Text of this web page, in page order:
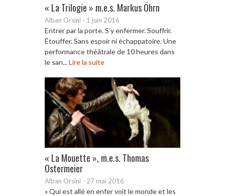
« La Trilogie » m.e.s. Markus Öhrn
Alban Orsini - 1 juin 2016
Entrer par la porte. S’y enfermer. Souffrir.
Étouffer. Sans espoir ni échappatoire. Une
performance théâtrale de 10 heures dans
le san...Lire la suite
« La Mouette », m.e.s. Thomas
Ostermeier
Alban Orsini - 27 mai 2016
« Qui est allé en enfer voit le monde et les